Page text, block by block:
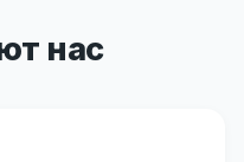
нас